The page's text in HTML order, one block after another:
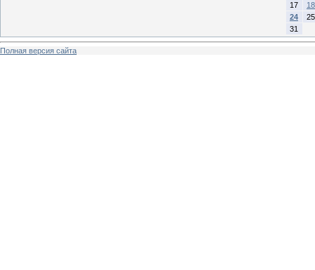
17
18
24
25
31
Полная версия сайта